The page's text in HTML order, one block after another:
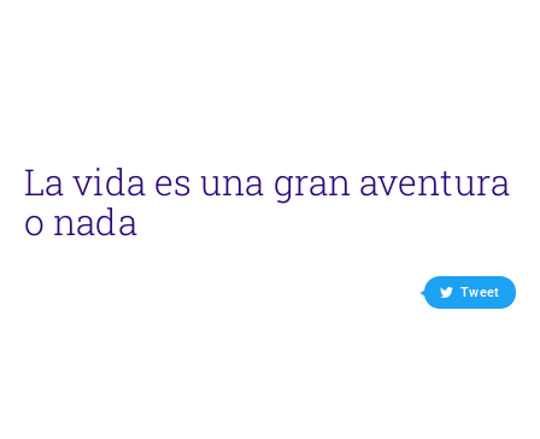
La vida es una gran aventura
o nada
Tweet